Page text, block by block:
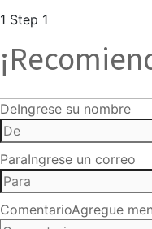
1 Step 1
DeIngrese su nombre
ParaIngrese un correo
ComentarioAgregue